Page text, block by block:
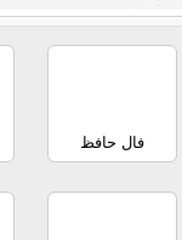
فال حافظ